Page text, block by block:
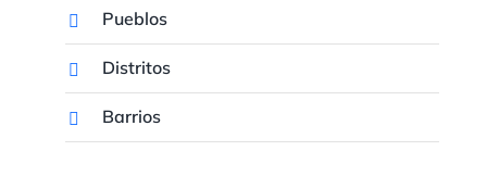
Pueblos
Distritos
Barrios